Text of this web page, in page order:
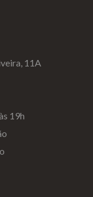
11A
19h